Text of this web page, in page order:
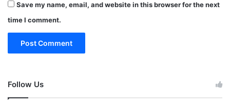
Save my name, email, and website in this browser for the next
time I comment.
Follow Us